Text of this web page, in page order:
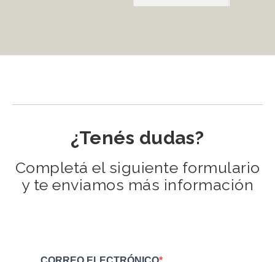
¿Tenés dudas?
Completá el siguiente formulario
y te enviamos más información